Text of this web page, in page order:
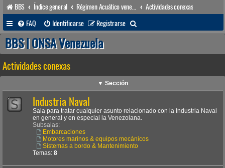
BBS Índice general Régimen Acuático venezolano
Actividades conexas
FAQ
Identificarse Registrarse
u
a
r
BBS | ONSA Venezuela
Actividades conexas
▼ Sección
Industria Naval
Sala para tratar cualquier asunto relacionado con la Industria Naval
en general y en especial la Venezolana.
Subsalas:
Embarcaciones
Motores marinos & equipos mecánicos
Sistemas a bordo & Mantenimiento
Temas: 8